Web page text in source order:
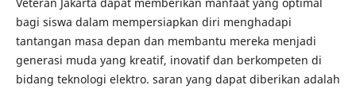
bagi siswa dalam mempersiapkan diri menghadapi
tantangan masa depan dan membantu mereka menjadi
generasi muda yang kreatif, inovatif dan berkompeten di
bidang teknologi elektro. saran yang dapat diberikan adalah